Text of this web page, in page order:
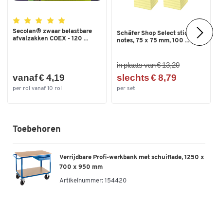
Secolan® zwaar belastbare
afvalzakken COEX - 120 ...
vanaf € 4,19
per rol vanaf 10 rol
Schäfer Shop Select sticky
notes, 75 x 75 mm, 100 ...
in plaats van € 13,20
slechts € 8,79
per set
Toebehoren
Verrijdbare Profi-werkbank met schuiflade, 1250 x
700 x 950 mm
Artikelnummer: 154420